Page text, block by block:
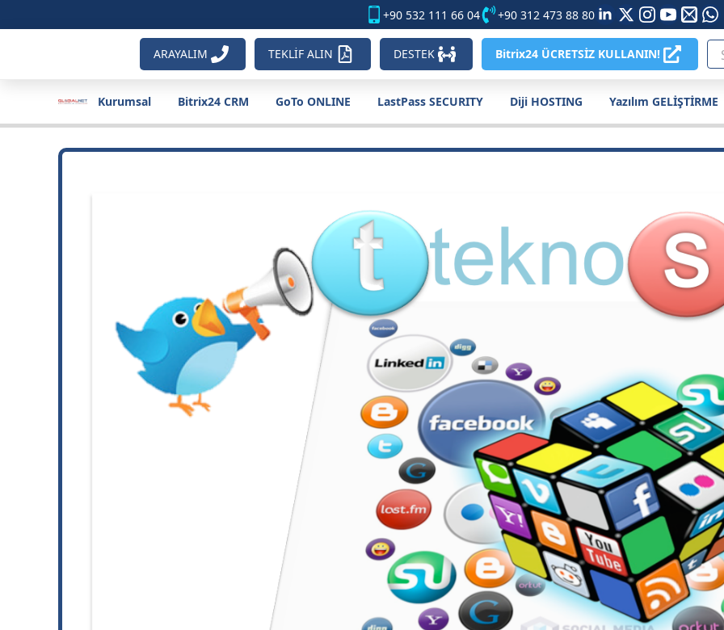
+90 532 111 66 04 +90 312 473 88 80
ARAYALIM TEKLİF ALIN DESTEK Bitrix24 ÜCRETSİZ KULLANIN!
Kurumsal Bitrix24 CRM GoTo ONLINE LastPass SECURITY Diji HOSTING Yazılım GELİŞTİRME